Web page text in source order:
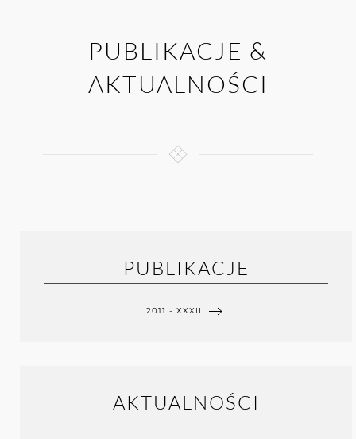
PUBLIKACJE &
AKTUALNOŚCI
PUBLIKACJE
2011 - XXXIII
AKTUALNOŚCI